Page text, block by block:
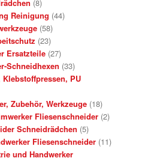
(8)
Reinigung (44)
(58)
(23)
Ersatzteile (27)
Schneidhexen (33)
PU
Zubehör, Werkzeuge (18)
Fliesenschneider (2)
Schneidrädchen (5)
Fliesenschneider (11)
und Handwerker